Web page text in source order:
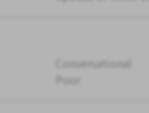
Conversational
Poor